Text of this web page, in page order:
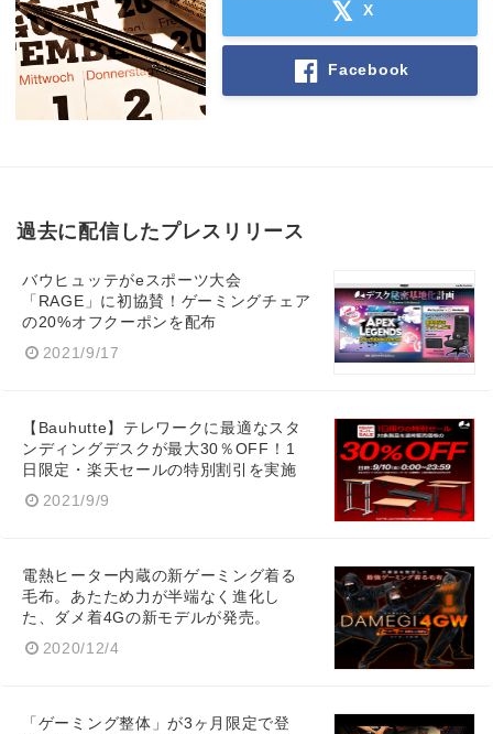
X
Facebook
過去に配信したプレスリリース
バウヒュッテがeスポーツ大会
「RAGE」に初協賛！ゲーミングチェア
の20%オフクーポンを配布
2021/9/17
【Bauhutte】テレワークに最適なスタ
ンディングデスクが最大30％OFF！1
日限定・楽天セールの特別割引を実施
2021/9/9
電熱ヒーター内蔵の新ゲーミング着る
毛布。あたため力が半端なく進化し
た、ダメ着4Gの新モデルが発売。
2020/12/4
「ゲーミング整体」が3ヶ月限定で登